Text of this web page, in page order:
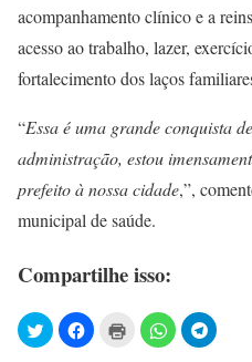
acompanhamento clínico e a
acesso ao trabalho, lazer,
fortalecimento dos laços
“Essa é uma grande conquista
administração, estou
prefeito à nossa cidade,”,
municipal de saúde.
Compartilhe isso: